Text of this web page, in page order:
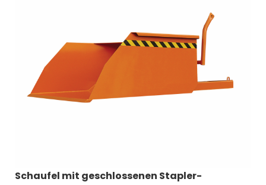
Schaufel mit geschlossenen Stapler-